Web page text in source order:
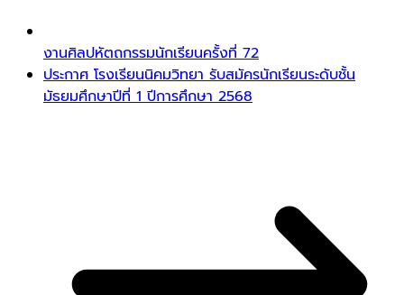
งานศิลปหัตถกรรมนักเรียนครั้งที่ 72
ประกาศ โรงเรียนนิคมวิทยา รับสมัครนักเรียนระดับชั้น
มัธยมศึกษาปีที่ 1 ปีการศึกษา 2568